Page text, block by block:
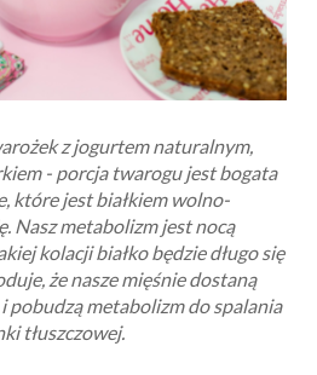
z jogurtem naturalnym,
- porcja twarogu jest bogata
które jest białkiem wolno-
Nasz metabolizm jest nocą
kolacji białko będzie długo się
że nasze mięśnie dostaną
pobudzą metabolizm do spalania
tłuszczowej.